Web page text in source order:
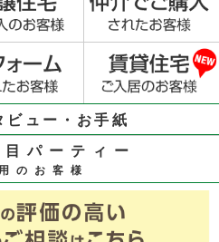
ビュー・お手紙
パーティー
のお客様